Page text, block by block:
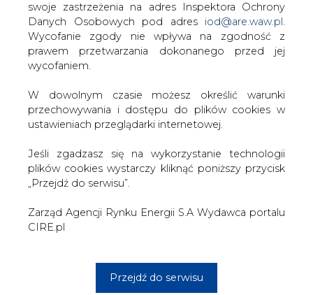
swoje zastrzeżenia na adres Inspektora Ochrony
Danych Osobowych pod adres iod@are.waw.pl
Wycofanie zgody nie wpływa na zgodność z
prawem przetwarzania dokonanego przed jej
wycofaniem.
W dowolnym czasie możesz określić warunki
przechowywania i dostępu do plików cookies w
ustawieniach przeglądarki internetowej.
Jeśli zgadzasz się na wykorzystanie technologii
plików cookies wystarczy kliknąć poniższy przycisk
„Przejdź do serwisu”.
Zarząd Agencji Rynku Energii S.A Wydawca portalu
CIRE.pl
Przejdź do serwisu
kwartale. Produkcja ropy wyniosła średnio w III kw. 1.054
bbl/d, a gazu 1,7 MMcf/d.
"Wzrost produkcji w głównej mierze spowodowany był
przez wznowienie produkcji na polu Sabria oraz związany
był z rozwiązaniem trudności operacyjnych ze STEG (...)
wywołanych przez utrzymujące się pod koniec czerwca
wysokie temperatury powietrza, co ograniczyło sprzedaż
gazu z Chouech Es Saida" - napisano w komunikacie.
Produkcja gazu i kondensatu na Ukrainie w III kwartale
wyniosła odpowiednio ok. 16,1 MMcf/d i 53 bbl/d. Spółka
podała, że wartości te są minimalnie poniżej wartości z II
kwartału i wynikało to z sezonowego osłabienia popytu.
Produkcja od początku października do chwili obecnej
wyniosła średnio 15,7 MMcf/d i 62 bbl/d.
Szacunkowe ceny uzyskane na Ukrainie w III kwartale
wynosiły 6,58 USD/Mcf i 43,01 USD/bbl odpowiednio dla